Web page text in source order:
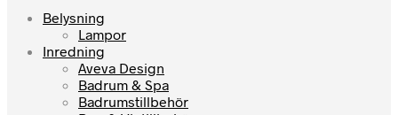
Belysning
Lampor
Inredning
Aveva Design
Badrum & Spa
Badrumstillbehör